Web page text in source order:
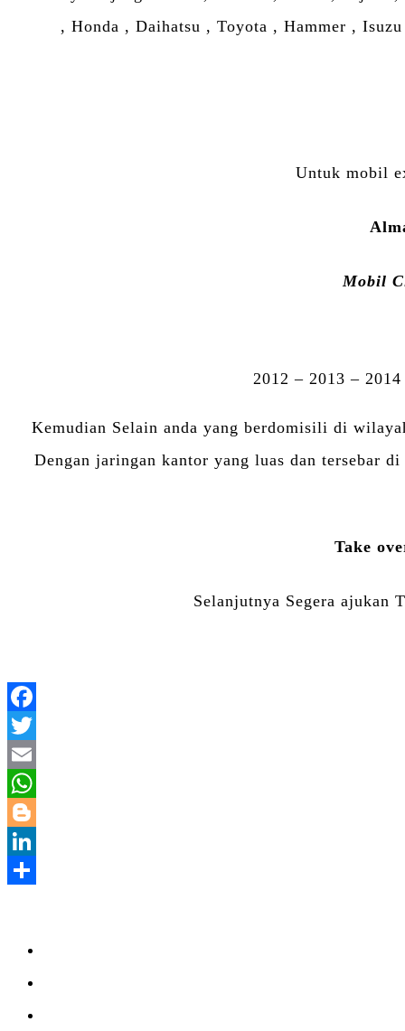
, Honda , Daihatsu , Toyota , Hammer ,
Untuk mobil
Mobil
2012 – 2013 –
Kemudian Selain anda yang berdomisili di
Dengan jaringan kantor yang luas dan tersebar
Take
Selanjutnya Segera ajukan